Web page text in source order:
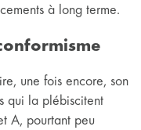
à long terme.
une fois encore, son
qui la plébiscitent
A, pourtant peu